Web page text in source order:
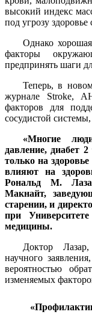
высокий индекс
под угрозу
Однако
факторы
предпринять шаги
Теперь, в
журнале Stroke,
факторов для
сосудистой
«Многие
давление, диабет
только на
влияют на
Рональд М.
Макнайт,
старении, и
при
медицины.
Доктор
научного
вероятностью
изменяемых